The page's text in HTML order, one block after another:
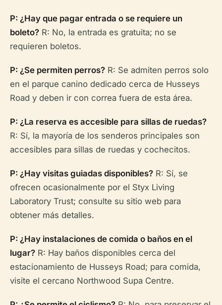
P: ¿Hay que pagar entrada o se requiere un
boleto? R: No, la entrada es gratuita; no se
requieren boletos.
P: ¿Se permiten perros? R: Se admiten perros solo
en el parque canino dedicado cerca de Husseys
Road y deben ir con correa fuera de esta área.
P: ¿La reserva es accesible para sillas de ruedas?
R: Sí, la mayoría de los senderos principales son
accesibles para sillas de ruedas y cochecitos.
P: ¿Hay visitas guiadas disponibles? R: Sí, se
ofrecen ocasionalmente por el Styx Living
Laboratory Trust; consulte su sitio web para
obtener más detalles.
P: ¿Hay instalaciones de comida o baños en el
lugar? R: Hay baños disponibles cerca del
estacionamiento de Husseys Road; para comida,
visite el cercano Northwood Supa Centre.